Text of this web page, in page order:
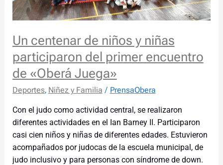
Un centenar de niños y niñas
participaron del primer encuentro
de «Oberá Juega»
Deportes, Niñez y Familia / PrensaObera
Con el judo como actividad central, se realizaron
diferentes actividades en el Ian Barney II. Participaron
casi cien niños y niñas de diferentes edades. Estuvieron
acompañados por judocas de la escuela municipal, de
judo inclusivo y para personas con síndrome de down.
encuentro
de
Juega»